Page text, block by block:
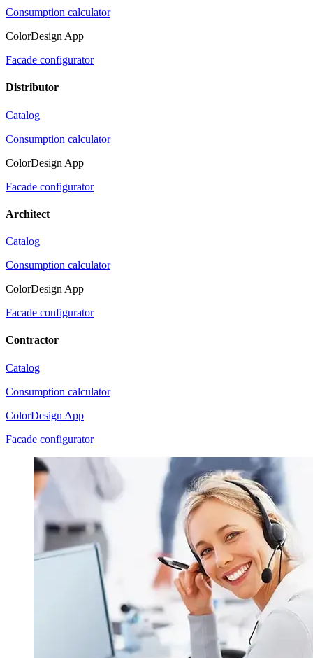
Consumption calculator
ColorDesign App
Facade configurator
Distributor
Catalog
Consumption calculator
ColorDesign App
Facade configurator
Architect
Catalog
Consumption calculator
ColorDesign App
Facade configurator
Contractor
Catalog
Consumption calculator
ColorDesign App
Facade configurator